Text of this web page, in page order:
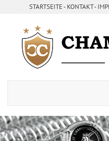
STARTSEITE- ­ KONTAKT- ­